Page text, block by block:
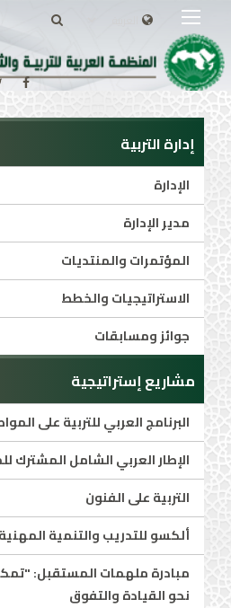
إدارة التربية
الإدارة
مدير الإدارة
المؤتمرات والمنتديات
الاستراتيجيات والخطط
جوائز ومسابقات
مشاريع إستراتيجية
البرنامج العربي للتربية على
الإطار العربي الشامل المشترك
التربية على الفنون
ألكسو للتدريب والتنمية المهنية
مبادرة ملهمات المستقبل:
نحو القيادة والتفوق